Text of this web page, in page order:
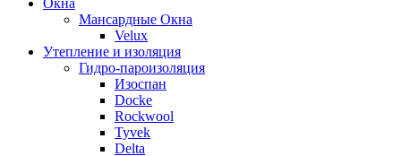
Мансардные Окна
Velux
Утепление и изоляция
Гидро-пароизоляция
Изоспан
Docke
Rockwool
Tyvek
Delta